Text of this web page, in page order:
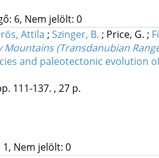
6, Nem jelölt: 0
Attila ; Szinger, B. ; Price, G. ;
(Transdanubian
and paleotectonic evolution
111-137. , 27 p.
1, Nem jelölt: 0